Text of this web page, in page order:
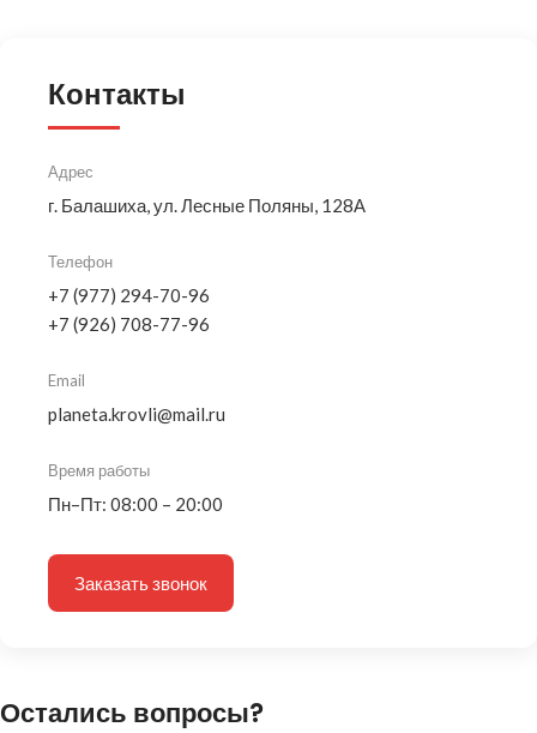
Контакты
Адрес
г. Балашиха, ул. Лесные Поляны, 128А
Телефон
+7 (977) 294-70-96
+7 (926) 708-77-96
Email
planeta.krovli@mail.ru
Время работы
Пн–Пт: 08:00 – 20:00
Заказать звонок
Остались вопросы?